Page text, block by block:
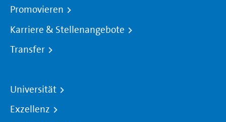
Promovieren
Karriere & Stellenangebote
Transfer
Universität
Exzellenz